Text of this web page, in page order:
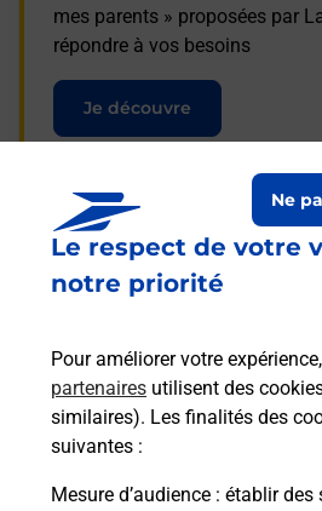
Le respect de votre
notre priorité
Pour améliorer votre
partenaires utilisent des
similaires). Les finalités des
suivantes :
Mesure d’audience : établir des
Ne
mes parents » proposées par
répondre à vos besoins
Je découvre
Questions
posées
La téléassistance
médaillon d’alarme
c’est ?